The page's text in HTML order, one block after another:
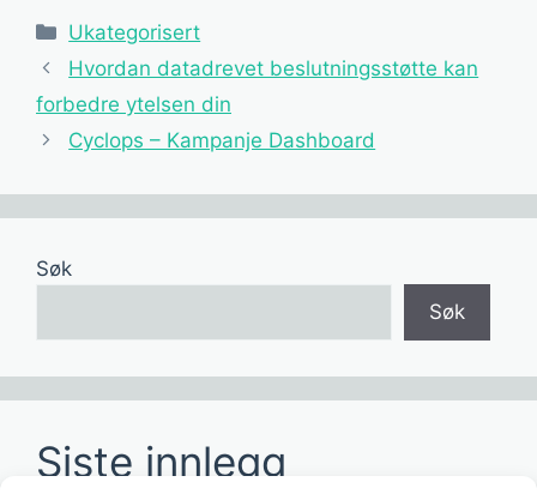
Kategorier
Ukategorisert
Hvordan datadrevet beslutningsstøtte kan
forbedre ytelsen din
Cyclops – Kampanje Dashboard
Søk
Søk
Siste innlegg